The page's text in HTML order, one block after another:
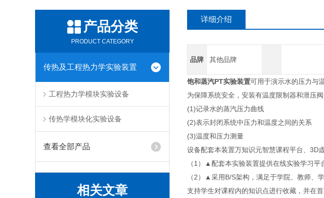
产品分类
PRODUCT CATEGORY
传热及工程热力学实验装置
工程热力学模块实验设备
传热学模块化实验设备
查看全部产品
相关文章
详细介绍
品牌 其他品牌
饱和蒸汽PT实验装置可用于演示水的压力与
为保障系统安全，安装有温度限制器和泄压
(1)记录水的蒸汽压力曲线
(2)表示封闭系统中压力和温度之间的关系
(3)温度和压力测量
设备配套本装置万知识元智慧课程平台、3D
（1）▲配套本实验装置提供在线实验学习平
（2）▲采用B/S架构，满足于学院、教师、
支持学生对课程内的知识点进行收藏，并在